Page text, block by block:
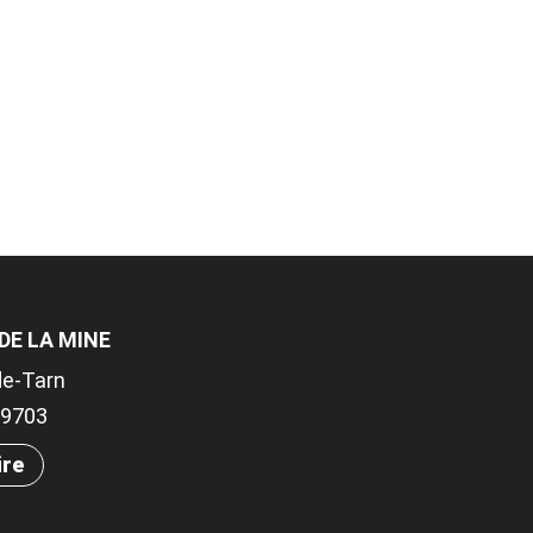
LA MINE
Tarn